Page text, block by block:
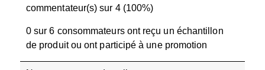
commentateur(s) sur 4 (100%)
0 sur 6 consommateurs ont reçu un échantillon
de produit ou ont participé à une promotion